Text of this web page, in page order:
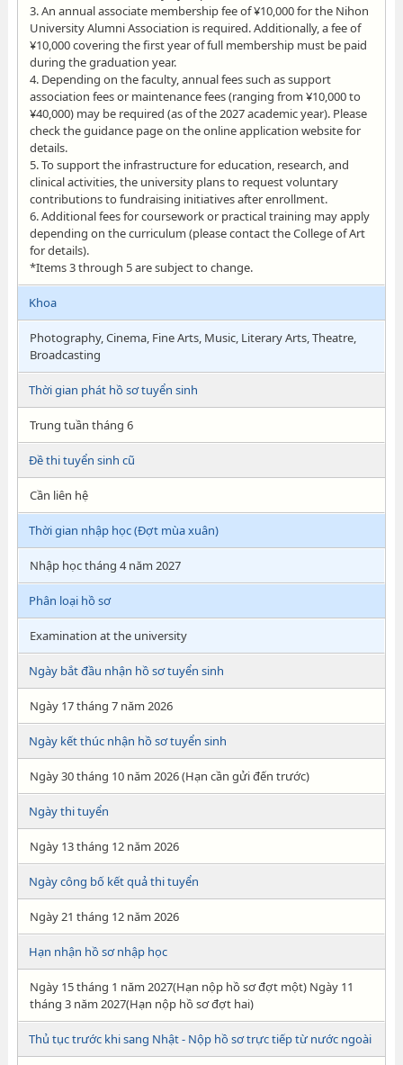
3. An annual associate membership fee of ¥10,000 for the Nihon
University Alumni Association is required. Additionally, a fee of
¥10,000 covering the first year of full membership must be paid
during the graduation year.
4. Depending on the faculty, annual fees such as support
association fees or maintenance fees (ranging from ¥10,000 to
¥40,000) may be required (as of the 2027 academic year). Please
check the guidance page on the online application website for
details.
5. To support the infrastructure for education, research, and
clinical activities, the university plans to request voluntary
contributions to fundraising initiatives after enrollment.
6. Additional fees for coursework or practical training may apply
depending on the curriculum (please contact the College of Art
for details).
*Items 3 through 5 are subject to change.
Khoa
Photography, Cinema, Fine Arts, Music, Literary Arts, Theatre,
Broadcasting
Thời gian phát hồ sơ tuyển sinh
Trung tuần tháng 6
Đề thi tuyển sinh cũ
Cần liên hệ
Thời gian nhập học (Đợt mùa xuân)
Nhập học tháng 4 năm 2027
Phân loại hồ sơ
Examination at the university
Ngày bắt đầu nhận hồ sơ tuyển sinh
Ngày 17 tháng 7 năm 2026
Ngày kết thúc nhận hồ sơ tuyển sinh
Ngày 30 tháng 10 năm 2026 (Hạn cần gửi đến trước)
Ngày thi tuyển
Ngày 13 tháng 12 năm 2026
Ngày công bố kết quả thi tuyển
Ngày 21 tháng 12 năm 2026
Hạn nhận hồ sơ nhập học
Ngày 15 tháng 1 năm 2027(Hạn nộp hồ sơ đợt một) Ngày 11
tháng 3 năm 2027(Hạn nộp hồ sơ đợt hai)
Thủ tục trước khi sang Nhật - Nộp hồ sơ trực tiếp từ nước ngoài